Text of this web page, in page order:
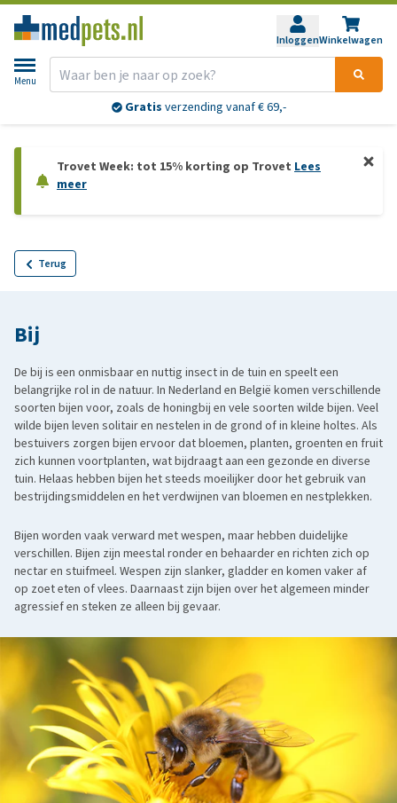
InloggenWinkelwagen
Menu
Gratis verzending vanaf € 69,-
Trovet Week: tot 15% korting op Trovet Lees
meer
Terug
Bij
De bij is een onmisbaar en nuttig insect in de tuin en speelt een
belangrijke rol in de natuur. In Nederland en België komen verschillende
soorten bijen voor, zoals de honingbij en vele soorten wilde bijen. Veel
wilde bijen leven solitair en nestelen in de grond of in kleine holtes. Als
bestuivers zorgen bijen ervoor dat bloemen, planten, groenten en fruit
zich kunnen voortplanten, wat bijdraagt aan een gezonde en diverse
tuin. Helaas hebben bijen het steeds moeilijker door het gebruik van
bestrijdingsmiddelen en het verdwijnen van bloemen en nestplekken.
Bijen worden vaak verward met wespen, maar hebben duidelijke
verschillen. Bijen zijn meestal ronder en behaarder en richten zich op
nectar en stuifmeel. Wespen zijn slanker, gladder en komen vaker af
op zoet eten of vlees. Daarnaast zijn bijen over het algemeen minder
agressief en steken ze alleen bij gevaar.